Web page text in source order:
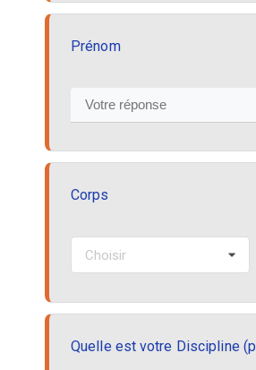
Prénom
Corps
Choisir
Quelle est votre Discipline